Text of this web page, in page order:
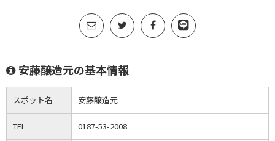
安藤醸造元の基本情報
スポット名 安藤醸造元
TEL 0187-53-2008